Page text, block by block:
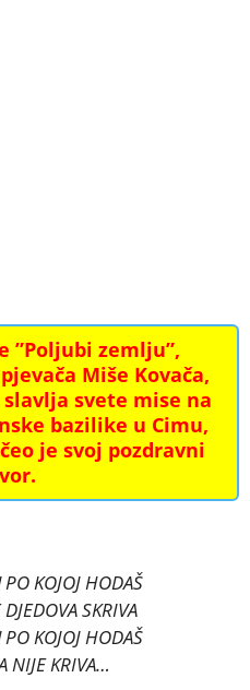
”Poljubi zemlju”,
Miše Kovača,
svete mise na
bazilike u Cimu,
je svoj pozdravni
KOJOJ HODAŠ
SKRIVA
KOJOJ HODAŠ
NIJE KRIVA…